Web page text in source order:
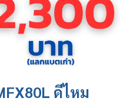
ดีไหม